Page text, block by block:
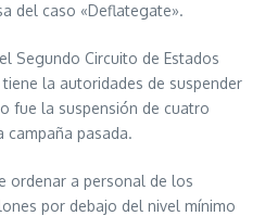
del caso «Deflategate».
Segundo Circuito de Estados
la autoridades de suspender
fue la suspensión de cuatro
campaña pasada.
ordenar a personal de los
por debajo del nivel mínimo